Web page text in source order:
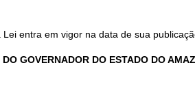
Lei entra em vigor na data de sua
GOVERNADOR DO ESTADO DO